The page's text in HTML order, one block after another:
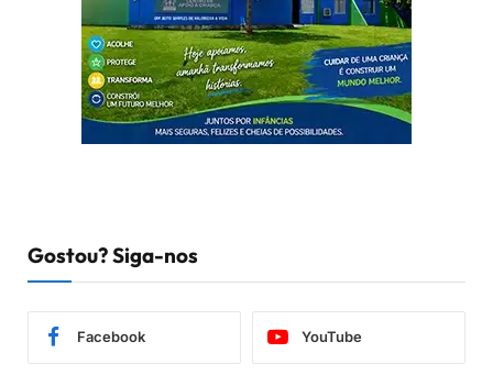
Gostou? Siga-nos
Facebook YouTube